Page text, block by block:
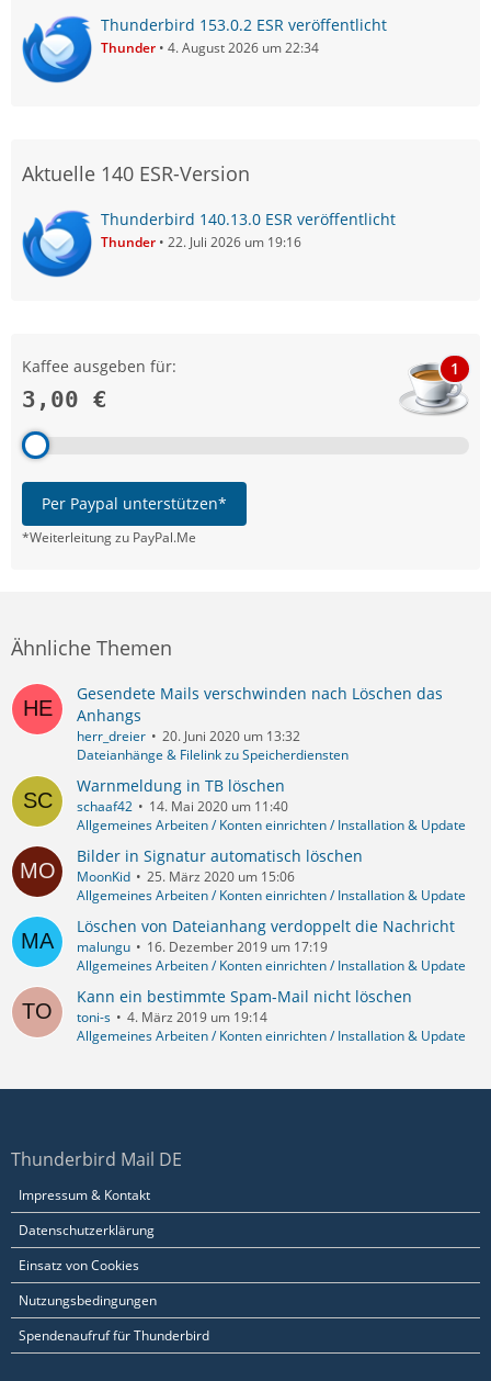
Thunderbird 153.0.2 ESR veröffentlicht
Thunder 4. August 2026 um 22:34
Aktuelle 140 ESR-Version
Thunderbird 140.13.0 ESR veröffentlicht
Thunder 22. Juli 2026 um 19:16
Kaffee ausgeben für:
3,00 €
1
Per Paypal unterstützen*
*Weiterleitung zu PayPal.Me
Ähnliche Themen
Gesendete Mails verschwinden nach Löschen das
Anhangs
herr_dreier
20. Juni 2020 um 13:32
Dateianhänge & Filelink zu Speicherdiensten
Warnmeldung in TB löschen
schaaf42
14. Mai 2020 um 11:40
Allgemeines Arbeiten / Konten einrichten / Installation & Update
Bilder in Signatur automatisch löschen
MoonKid
25. März 2020 um 15:06
Allgemeines Arbeiten / Konten einrichten / Installation & Update
Löschen von Dateianhang verdoppelt die Nachricht
malungu
16. Dezember 2019 um 17:19
Allgemeines Arbeiten / Konten einrichten / Installation & Update
Kann ein bestimmte Spam-Mail nicht löschen
toni-s
4. März 2019 um 19:14
Allgemeines Arbeiten / Konten einrichten / Installation & Update
Thunderbird Mail DE
Impressum & Kontakt
Datenschutzerklärung
Einsatz von Cookies
Nutzungsbedingungen
Spendenaufruf für Thunderbird